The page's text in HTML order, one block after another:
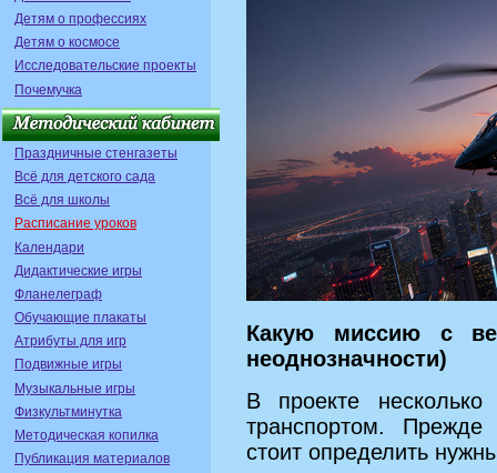
Детям о профессиях
Детям о космосе
Исследовательские проекты
Почемучка
Праздничные стенгазеты
Всё для детского сада
Всё для школы
Расписание уроков
Календари
Дидактические игры
Фланелеграф
Обучающие плакаты
Атрибуты для игр
Подвижные игры
Музыкальные игры
Физкультминутка
Методическая копилка
Публикация материалов
Какую миссию с
неоднозначности)
В проекте
транспортом.
стоит определить